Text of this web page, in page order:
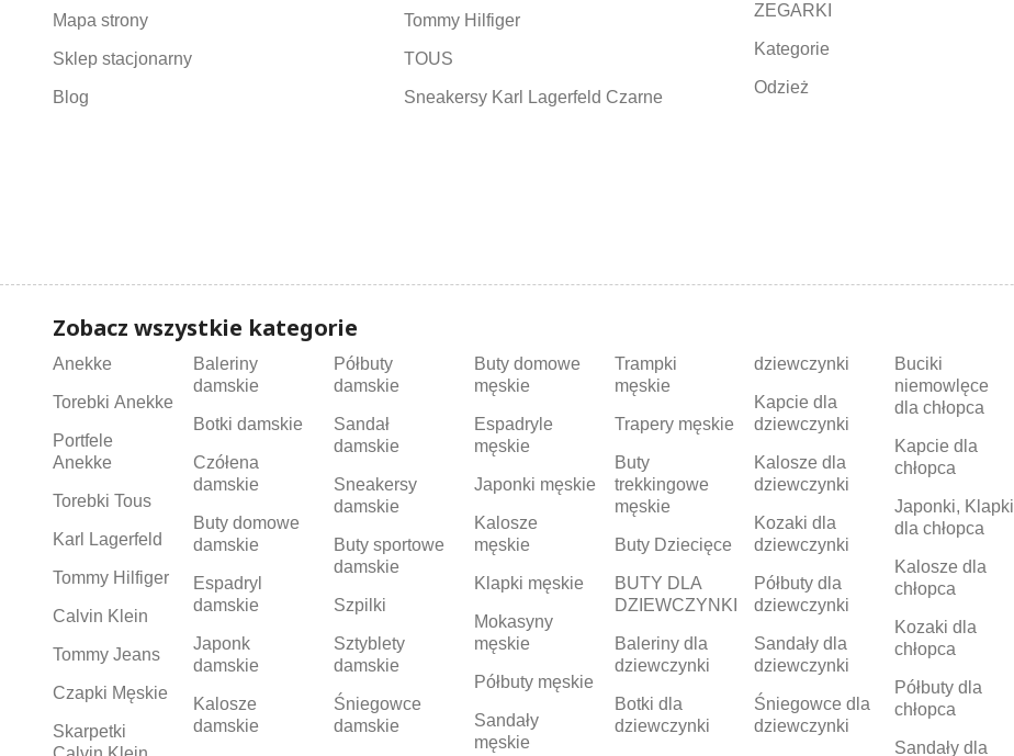
Mapa strony
Sklep stacjonarny
Blog
Tommy Hilfiger
TOUS
Sneakersy Karl Lagerfeld Czarne
ZEGARKI
Kategorie
Odzież
Zobacz wszystkie kategorie
Anekke
Torebki Anekke
Portfele
Anekke
Torebki Tous
Karl Lagerfeld
Tommy Hilfiger
Calvin Klein
Tommy Jeans
Czapki Męskie
Skarpetki
Baleriny
damskie
Botki damskie
Czółena
damskie
Buty domowe
damskie
Espadryl
damskie
Japonk
damskie
Kalosze
damskie
Półbuty
damskie
Sandał
damskie
Sneakersy
damskie
Buty sportowe
damskie
Szpilki
Sztyblety
damskie
Śniegowce
damskie
Buty domowe
męskie
Espadryle
męskie
Japonki męskie
Kalosze
męskie
Klapki męskie
Mokasyny
męskie
Półbuty męskie
Sandały
męskie
Trampki
męskie
Trapery męskie
Buty
trekkingowe
męskie
Buty Dziecięce
BUTY DLA
DZIEWCZYNKI
Baleriny dla
dziewczynki
Botki dla
dziewczynki
dziewczynki
Kapcie dla
dziewczynki
Kalosze dla
dziewczynki
Kozaki dla
dziewczynki
Półbuty dla
dziewczynki
Sandały dla
dziewczynki
Śniegowce dla
dziewczynki
Buciki
niemowlęce
dla chłopca
Kapcie dla
chłopca
Japonki, Klapki
dla chłopca
Kalosze dla
chłopca
Kozaki dla
chłopca
Półbuty dla
chłopca
Sandały dla